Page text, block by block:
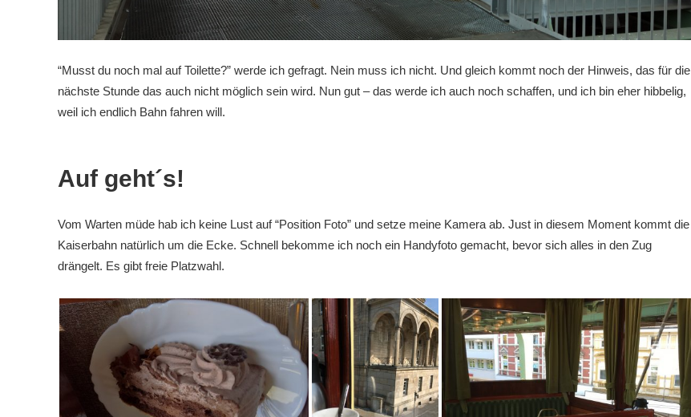
“Musst du noch mal auf Toilette?” werde ich gefragt. Nein muss ich nicht. Und gleich kommt noch der Hinweis, das für die
nächste Stunde das auch nicht möglich sein wird. Nun gut – das werde ich auch noch schaffen, und ich bin eher hibbelig,
weil ich endlich Bahn fahren will.
Auf geht´s!
Vom Warten müde hab ich keine Lust auf “Position Foto” und setze meine Kamera ab. Just in diesem Moment kommt die
Kaiserbahn natürlich um die Ecke. Schnell bekomme ich noch ein Handyfoto gemacht, bevor sich alles in den Zug
drängelt. Es gibt freie Platzwahl.